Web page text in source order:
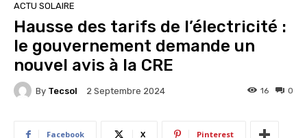
ACTU SOLAIRE
Hausse des tarifs de l’électricité :
le gouvernement demande un
nouvel avis à la CRE
By Tecsol 2 Septembre 2024 0
16
Facebook X Pinterest